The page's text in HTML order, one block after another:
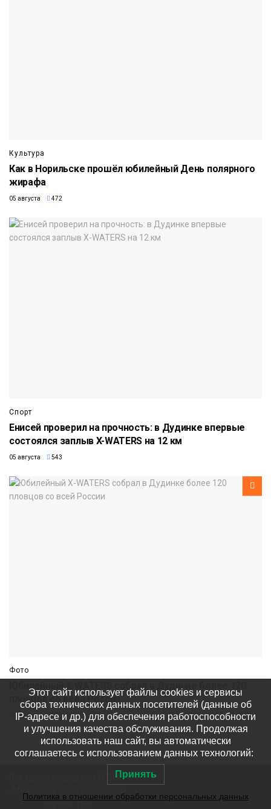
Культура
Как в Норильске прошёл юбилейный День полярного
жирафа
05 августа 472
Спорт
Енисей проверил на прочность: в Дудинке впервые
состоялся заплыв X-WATERS на 12 км
05 августа 543
Фото
Юбилейный X-WATERS собрал в Дудинке более 120
пловцов со всей России
05 августа 580
Все права защищены © ООО
«Медиакомпания «Северный
Этот сайт использует файлы cookies и сервисы
сбора технических данных посетителей (данные об
IP-адресе и др.) для обеспечения работоспособности
и улучшения качества обслуживания. Продолжая
использовать наш сайт, вы автоматически
соглашаетесь с использованием данных технологий:
Принять
Политика в отношении обработки персональных данных